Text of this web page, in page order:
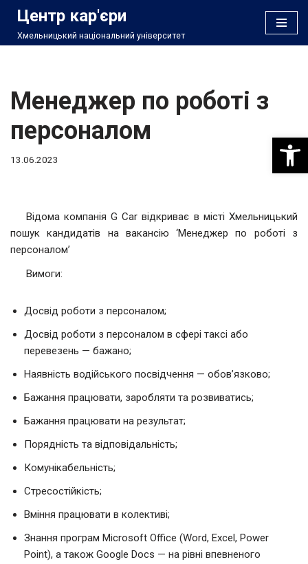
Перейти
Центр кар'єри
Хмельницький національний університет
Менеджер по роботі з
персоналом
13.06.2023
Відома компанія G Car відкриває в місті Хмельницький
пошук кандидатів на вакансію ‘Менеджер по роботі з
персоналом’
Вимоги:
Досвід роботи з персоналом;
Досвід роботи з персоналом в сфері таксі або
перевезень — бажано;
Наявність водійського посвідчення — обов’язково;
Бажання працювати, заробляти та розвиватись;
Бажання працювати на результат;
Порядність та відповідальність;
Комунікабельність;
Стресостійкість;
Вміння працювати в колективі;
Знання програм Microsoft Office (Word, Excel, Power
Point), а також Google Docs — на рівні впевненого